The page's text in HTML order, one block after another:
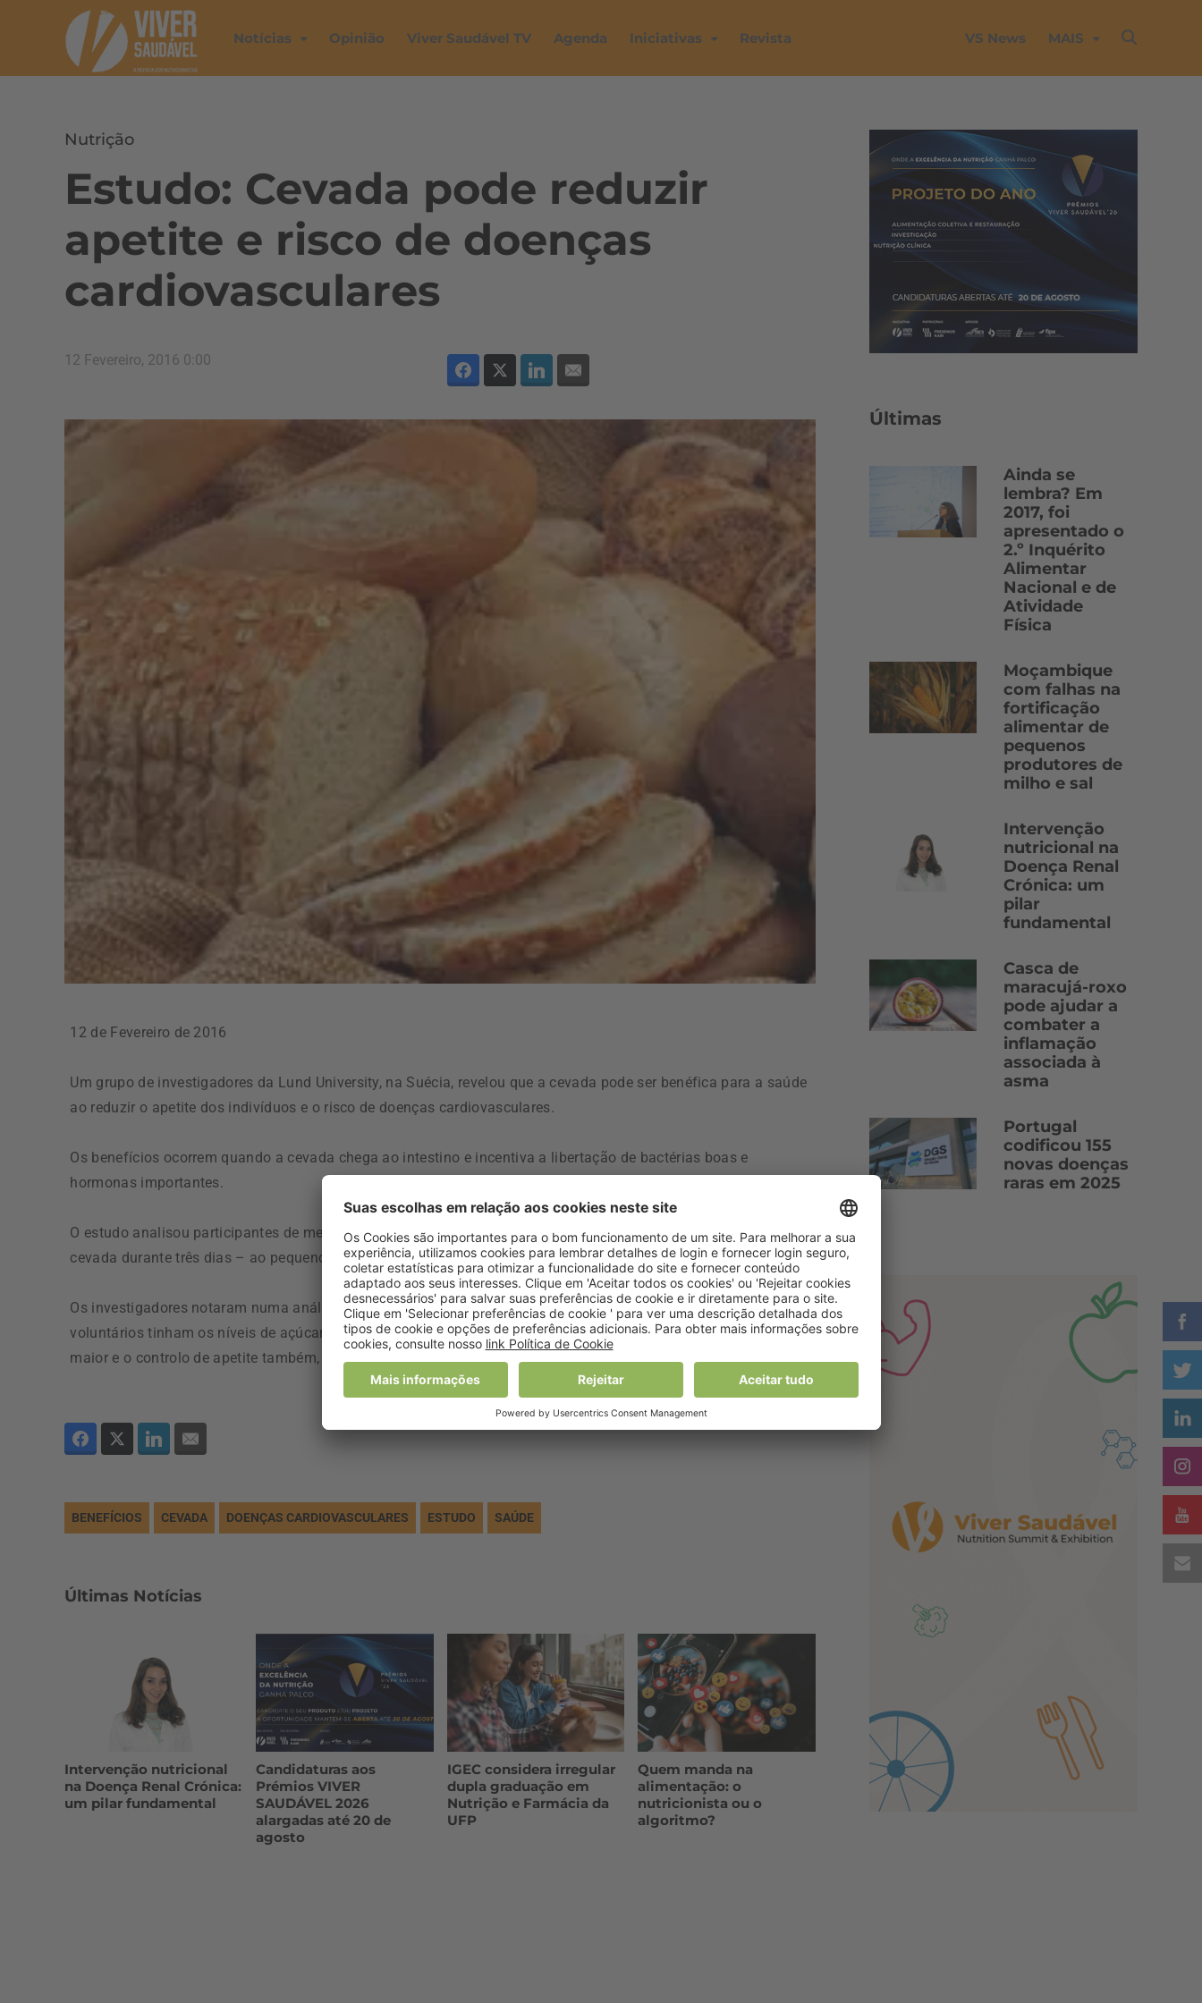
Notícias Opinião Viver Saudável TV Agenda Iniciativas Revista VS News MAIS
Nutrição
Estudo: Cevada pode reduzir
apetite e risco de doenças
cardiovasculares
12 Fevereiro, 2016 0:00
12 de Fevereiro de 2016
Um grupo de investigadores da Lund University, na Suécia, revelou que a cevada pode ser benéfica para a saúde
ao reduzir o apetite dos indivíduos e o risco de doenças cardiovasculares.
Os benefícios ocorrem quando a cevada chega ao intestino e incentiva a libertação de bactérias boas e
hormonas importantes.
O estudo analisou participantes de meia-idade saudáveis que comiam pão maioritariamente feito de grãos de
cevada durante três dias – ao pequeno-almoço, ao almoço e ao jantar.
Os investigadores notaram numa análise feita cerca de 11 a 14 horas após a última refeição do dia, que os
voluntários tinham os níveis de açúcar no sangue e de insulina mais baixos, a sensibilidade à insulina estava
maior e o controlo de apetite também, avançou o “Notícias ao Minuto”.
BENEFÍCIOS CEVADA DOENÇAS CARDIOVASCULARES ESTUDO SAÚDE
Últimas Notícias
Intervenção nutricional
na Doença Renal Crónica:
um pilar fundamental
Candidaturas aos
Prémios VIVER
SAUDÁVEL 2026
alargadas até 20 de
agosto
IGEC considera irregular
dupla graduação em
Nutrição e Farmácia da
UFP
Quem manda na
alimentação: o
nutricionista ou o
algoritmo?
Últimas
Ainda se
lembra? Em
2017, foi
apresentado o
2.º Inquérito
Alimentar
Nacional e de
Atividade
Física
Moçambique
com falhas na
fortificação
alimentar de
pequenos
produtores de
milho e sal
Intervenção
nutricional na
Doença Renal
Crónica: um
pilar
fundamental
Casca de
maracujá-roxo
pode ajudar a
combater a
inflamação
associada à
asma
Portugal
codificou 155
novas doenças
raras em 2025